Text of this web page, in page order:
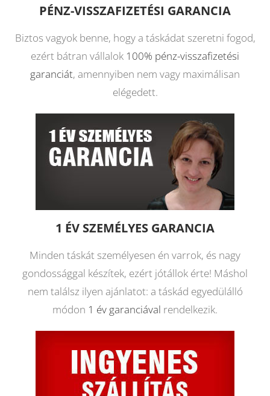
PÉNZ-VISSZAFIZETÉSI GARANCIA
Biztos vagyok benne, hogy a táskádat szeretni fogod,
ezért bátran vállalok 100% pénz-visszafizetési
garanciát, amennyiben nem vagy maximálisan
elégedett.
1 ÉV SZEMÉLYES GARANCIA
Minden táskát személyesen én varrok, és nagy
gondossággal készítek, ezért jótállok érte! Máshol
nem találsz ilyen ajánlatot: a táskád egyedülálló
módon 1 év garanciával rendelkezik.